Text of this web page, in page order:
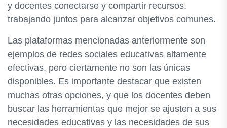
y docentes conectarse y compartir recursos,
trabajando juntos para alcanzar objetivos comunes.
Las plataformas mencionadas anteriormente son
ejemplos de redes sociales educativas altamente
efectivas, pero ciertamente no son las únicas
disponibles. Es importante destacar que existen
muchas otras opciones, y que los docentes deben
buscar las herramientas que mejor se ajusten a sus
necesidades educativas y las necesidades de sus